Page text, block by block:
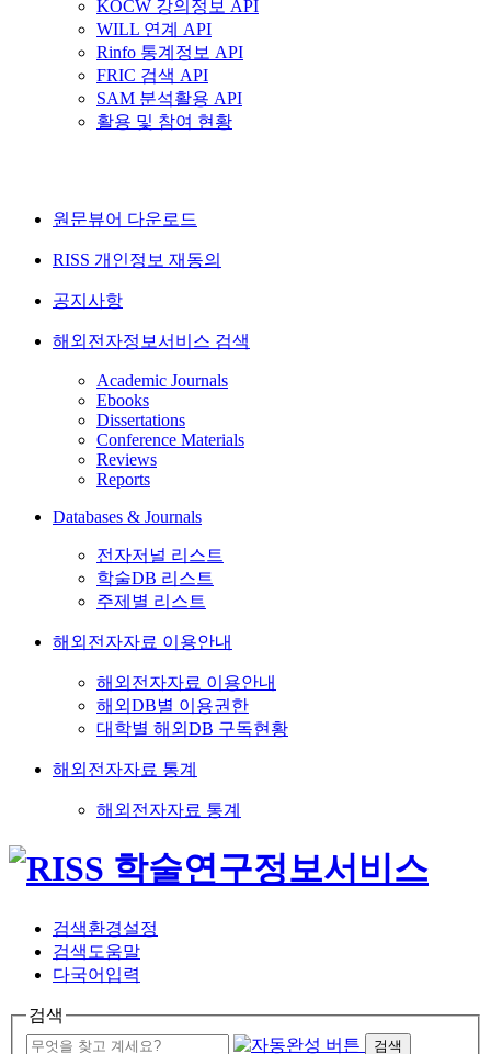
KOCW 강의정보 API
WILL 연계 API
Rinfo 통계정보 API
FRIC 검색 API
SAM 분석활용 API
활용 및 참여 현황
원문뷰어 다운로드
RISS 개인정보 재동의
공지사항
해외전자정보서비스 검색
Academic Journals
Ebooks
Dissertations
Conference Materials
Reviews
Reports
Databases & Journals
전자저널 리스트
학술DB 리스트
주제별 리스트
해외전자자료 이용안내
해외전자자료 이용안내
해외DB별 이용권한
대학별 해외DB 구독현황
해외전자자료 통계
해외전자자료 통계
검색환경설정
검색도움말
다국어입력
검색
검색